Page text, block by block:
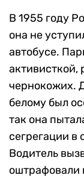
В 1955 году
она не
автобусе.
активисткой,
чернокожих.
белому был
так она
сегрегации в
Водитель
оштрафовали